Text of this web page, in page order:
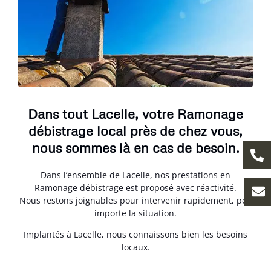
Dans tout Lacelle, votre Ramonage
débistrage local près de chez vous,
nous sommes là en cas de besoin.
Dans l’ensemble de Lacelle, nos prestations en
Ramonage débistrage est proposé avec réactivité.
Nous restons joignables pour intervenir rapidement, peu
importe la situation.
Implantés à Lacelle, nous connaissons bien les besoins
locaux.